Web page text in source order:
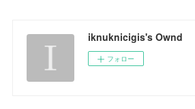
iknuknicigis's Ownd
フォロー